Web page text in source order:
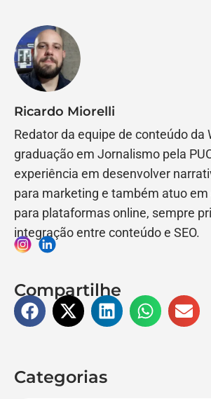
Ricardo Miorelli
Redator da equipe de conteúdo da
graduação em Jornalismo pela
experiência em desenvolver
para marketing e também atuo
para plataformas online, sempre
integração entre conteúdo e SEO.
Compartilhe
Categorias